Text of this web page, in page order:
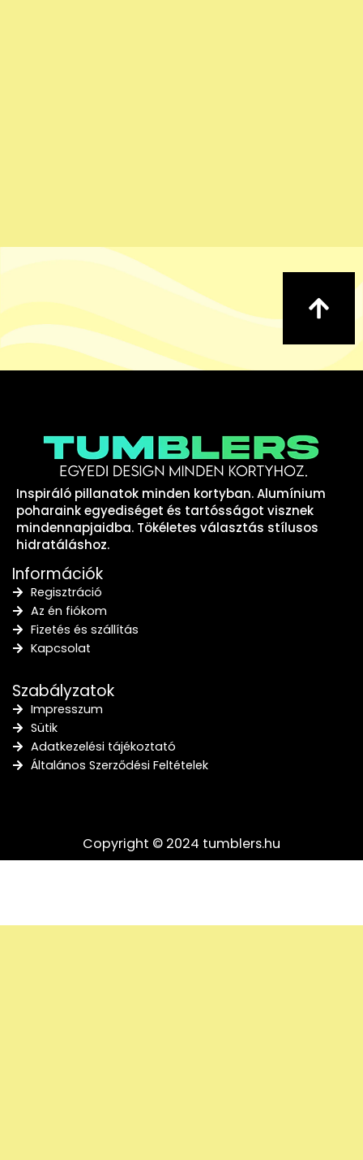
Inspiráló pillanatok minden kortyban. Alumínium
poharaink egyediséget és tartósságot visznek
mindennapjaidba. Tökéletes választás stílusos
hidratáláshoz.
Információk
Regisztráció
Az én fiókom
Fizetés és szállítás
Kapcsolat
Szabályzatok
Impresszum
Sütik
Adatkezelési tájékoztató
Általános Szerződési Feltételek
Copyright © 2024 tumblers.hu